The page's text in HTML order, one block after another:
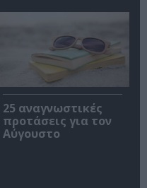
25 αναγνωστικές
προτάσεις για τον
Αύγουστο